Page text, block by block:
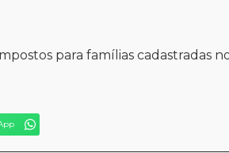
para famílias cadastradas